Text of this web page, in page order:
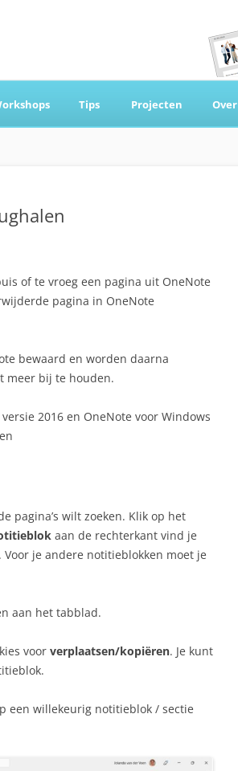
Ga
de
Tips Projecten Over
of te vroeg een pagina uit OneNote
pagina in OneNote
bewaard en worden daarna
meer bij te houden.
2016 en OneNote voor Windows
pagina’s wilt zoeken. Klik op het
aan de rechterkant vind je
je andere notitieblokken moet je
aan het tabblad.
voor verplaatsen/kopiëren. Je kunt
een willekeurig notitieblok / sectie